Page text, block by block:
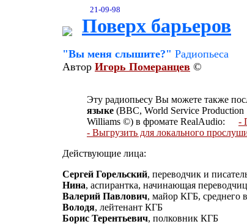
21-09-98
Поверх барьеров
"Вы меня слышите?" Радиопьеса
Автор Игорь Померанцев ©
Эту радиопьесу Вы можете также
языке (BBC, World Service Production
Williams ©) в фромате RealAudio:
-
- Выгрузить для локального
Действующие лица:
Сергей Горельский, переводчик и
Нина, аспирантка, начинающая
Валерий Павлович, майор КГБ, среднего
Володя, лейтенант КГБ
Борис Терентьевич, полковник КГБ